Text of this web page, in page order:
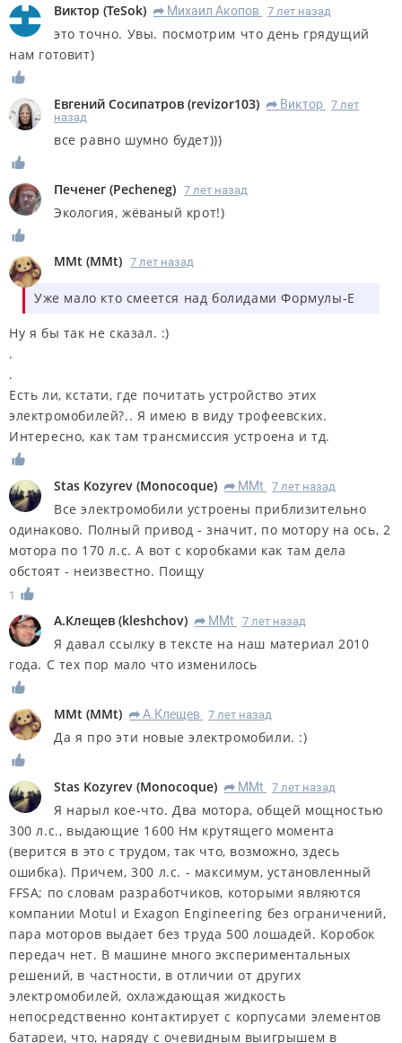
Виктор (TeSok) R Михаил Акопов 7 лет назад
это точно. Увы. посмотрим что день грядущий
нам готовит)
Евгений Сосипатров (revizor103) R Виктор
7 лет
назад
все равно шумно будет)))
Печенег (Pecheneg) 7 лет назад
Экология, жёваный крот!)
MMt (MMt) 7 лет назад
Уже мало кто смеется над болидами Формулы-Е
Ну я бы так не сказал. :)
.
.
Есть ли, кстати, где почитать устройство этих
электромобилей?.. Я имею в виду трофеевских.
Интересно, как там трансмиссия устроена и тд.
Stas Kozyrev (Monocoque) R MMt 7 лет назад
Все электромобили устроены приблизительно
одинаково. Полный привод - значит, по мотору на ось, 2
мотора по 170 л.с. А вот с коробками как там дела
обстоят - неизвестно. Поищу
1
А.Клещев (kleshchov) R MMt 7 лет назад
Я давал ссылку в тексте на наш материал 2010
года. С тех пор мало что изменилось
MMt (MMt) R А.Клещев 7 лет назад
Да я про эти новые электромобили. :)
Stas Kozyrev (Monocoque) R MMt 7 лет назад
Я нарыл кое-что. Два мотора, общей мощностью
300 л.с., выдающие 1600 Нм крутящего момента
(верится в это с трудом, так что, возможно, здесь
ошибка). Причем, 300 л.с. - максимум, установленный
FFSA; по словам разработчиков, которыми являются
компании Motul и Exagon Engineering без ограничений,
пара моторов выдает без труда 500 лошадей. Коробок
передач нет. В машине много экспериментальных
решений, в частности, в отличии от других
электромобилей, охлаждающая жидкость
непосредственно контактирует с корпусами элементов
батареи, что, наряду с очевидным выигрышем в